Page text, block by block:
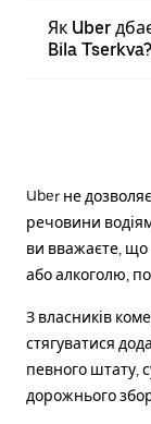
Як Uber
Bila Tserkva?
Uber не
речовини
ви вважаєте, що
або алкоголю,
З власників
стягуватися
певного штату,
дорожнього